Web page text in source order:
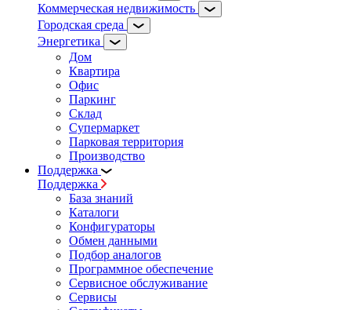
Коммерческая недвижимость
Городская среда
Энергетика
Дом
Квартира
Офис
Паркинг
Склад
Супермаркет
Парковая территория
Производство
Поддержка
Поддержка
База знаний
Каталоги
Конфигураторы
Обмен данными
Подбор аналогов
Программное обеспечение
Сервисное обслуживание
Сервисы